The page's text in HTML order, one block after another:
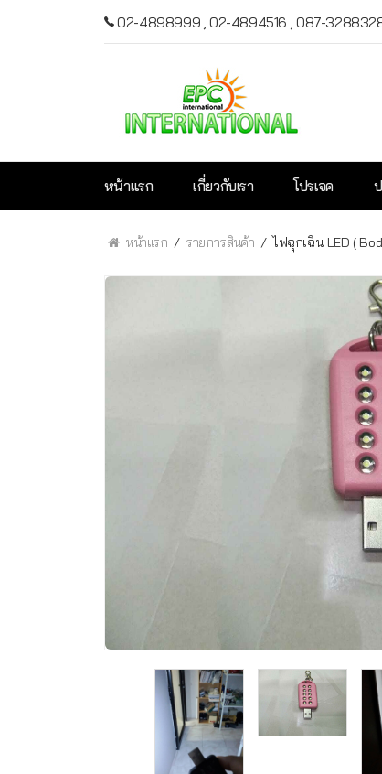
02-4898999 ,02-4894516 087-
หน้าแรก เกี่ยวกับเรา โปรเจค
หน้าแรก รายการสินค้า ไฟฉุกเฉิน LED (